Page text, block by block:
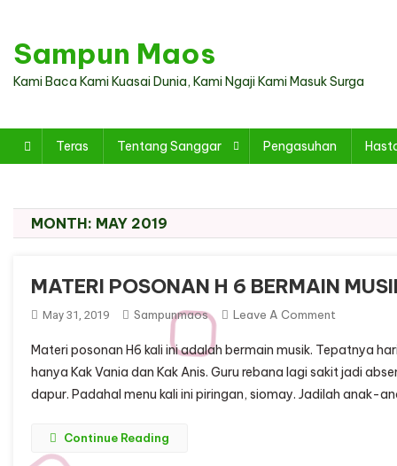
content
Sampun Maos
Kami Baca Kami Kuasai Dunia, Kami Ngaji Kami Masuk Surga
Teras Tentang Sanggar Pengasuhan
MONTH: MAY 2019
MATERI POSONAN H 6 BERMAIN
May 31, 2019 Sampunmaos Leave A Comment
POSONAN
H
6
Materi posonan H6 kali ini adalah bermain musik. Tepatnya
hanya Kak Vania dan Kak Anis. Guru rebana lagi sakit jadi
dapur. Padahal menu kali ini piringan, siomay. Jadilah anak-
Continue Reading